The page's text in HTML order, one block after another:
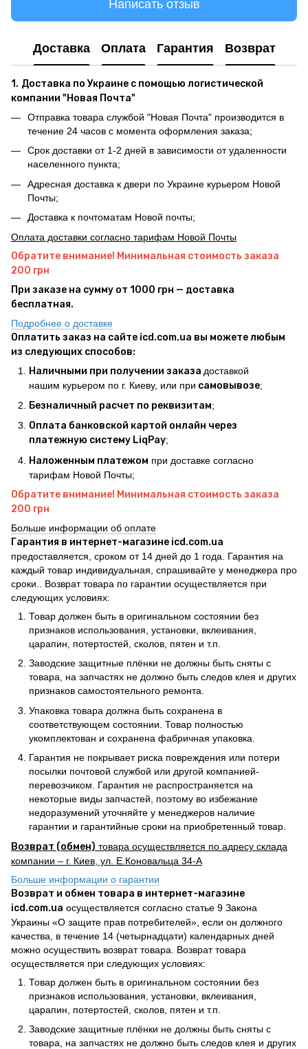
Написать отзыв
Доставка Оплата Гарантия Возврат
1. Доставка по Украине с помощью логистической
компании "Новая Почта"
Отправка товара службой "Новая Почта" производится в
течение 24 часов с момента оформления заказа;
Срок доставки от 1-2 дней в зависимости от удаленности
населенного пункта;
Адресная доставка к двери по Украине курьером Новой
Почты;
Доставка к почтоматам Новой почты;
Оплата доставки согласно тарифам Новой Почты
Обратите внимание! Минимальная стоимость заказа
200 грн
При заказе на сумму от 1000 грн — доставка
бесплатная.
Подробнее о доставке
Оплатить заказ на сайте icd.com.ua вы можете любым
из следующих способов:
Наличными при получении заказа доставкой
нашим курьером по г. Киеву, или при самовывозе;
Безналичный расчет по реквизитам;
Оплата банковской картой онлайн через
платежную систему LiqPay;
Наложенным платежом при доставке согласно
тарифам Новой Почты;
Обратите внимание! Минимальная стоимость заказа
200 грн
Больше информации об оплате
Гарантия в интернет-магазине icd.com.ua
предоставляется, сроком от 14 дней до 1 года. Гарантия на
каждый товар индивидуальная, спрашивайте у менеджера про
сроки.. Возврат товара по гарантии осуществляется при
следующих условиях:
Товар должен быть в оригинальном состоянии без
признаков использования, установки, вклеивания,
царапин, потертостей, сколов, пятен и т.п.
Заводские защитные плёнки не должны быть сняты с
товара, на запчастях не должно быть следов клея и других
признаков самостоятельного ремонта.
Упаковка товара должна быть сохранена в
соответствующем состоянии. Товар полностью
укомплектован и сохранена фабричная упаковка.
Гарантия не покрывает риска повреждения или потери
посылки почтовой службой или другой компанией-
перевозчиком. Гарантия не распространяется на
некоторые виды запчастей, поэтому во избежание
недоразумений уточняйте у менеджеров наличие
гарантии и гарантийные сроки на приобретенный товар.
Возврат (обмен) товара осуществляется по адресу склада
компании – г. Киев, ул. Е.Коновальца 34-А
Больше информации о гарантии
Возврат и обмен товара в интернет-магазине
icd.com.ua осуществляется согласно статье 9 Закона
Украины «О защите прав потребителей», если он должного
качества, в течение 14 (четырнадцати) календарных дней
можно осуществить возврат товара. Возврат товара
осуществляется при следующих условиях:
Товар должен быть в оригинальном состоянии без
признаков использования, установки, вклеивания,
царапин, потертостей, сколов, пятен и т.п.
Заводские защитные плёнки не должны быть сняты с
товара, на запчастях не должно быть следов клея и других